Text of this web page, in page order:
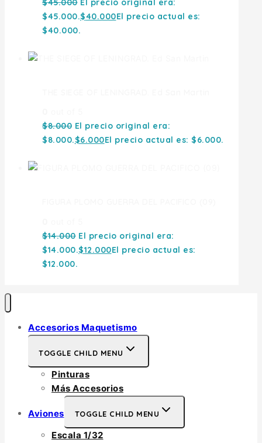
$45.000 El precio original era:
$45.000.$40.000El precio actual es:
$40.000.
$8.000 El precio original era:
$8.000.$6.000El precio actual es: $6.000.
$14.000 El precio original era:
$14.000.$12.000El precio actual es:
$12.000.
Accesorios Maquetismo
TOGGLE CHILD MENU
Pinturas
Más Accesorios
Aviones TOGGLE CHILD MENU
Escala 1/32